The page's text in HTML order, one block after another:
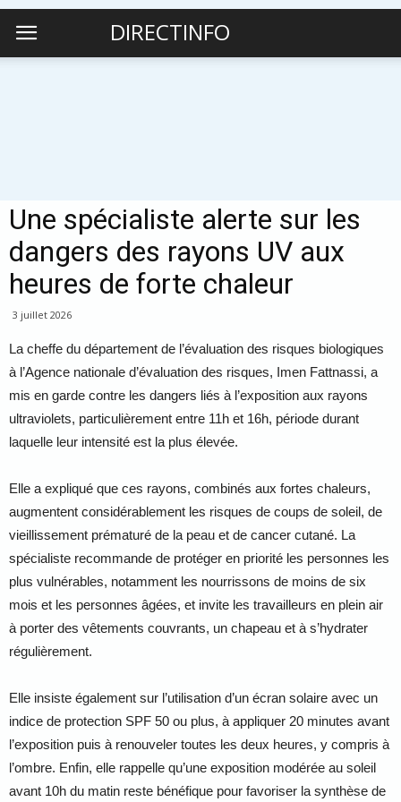
DIRECTINFO
Une spécialiste alerte sur les
dangers des rayons UV aux
heures de forte chaleur
3 juillet 2026
La cheffe du département de l’évaluation des risques biologiques
à l’Agence nationale d’évaluation des risques, Imen Fattnassi, a
mis en garde contre les dangers liés à l’exposition aux rayons
ultraviolets, particulièrement entre 11h et 16h, période durant
laquelle leur intensité est la plus élevée.
Elle a expliqué que ces rayons, combinés aux fortes chaleurs,
augmentent considérablement les risques de coups de soleil, de
vieillissement prématuré de la peau et de cancer cutané. La
spécialiste recommande de protéger en priorité les personnes les
plus vulnérables, notamment les nourrissons de moins de six
mois et les personnes âgées, et invite les travailleurs en plein air
à porter des vêtements couvrants, un chapeau et à s’hydrater
régulièrement.
Elle insiste également sur l’utilisation d’un écran solaire avec un
indice de protection SPF 50 ou plus, à appliquer 20 minutes avant
l’exposition puis à renouveler toutes les deux heures, y compris à
l’ombre. Enfin, elle rappelle qu’une exposition modérée au soleil
avant 10h du matin reste bénéfique pour favoriser la synthèse de